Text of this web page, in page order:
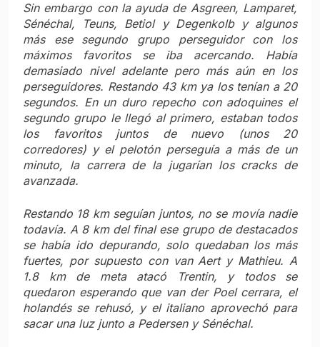
Sin embargo con la ayuda de Asgreen, Lamparet,
Sénéchal, Teuns, Betiol y Degenkolb y algunos
más ese segundo grupo perseguidor con los
máximos favoritos se iba acercando. Había
demasiado nivel adelante pero más aún en los
perseguidores. Restando 43 km ya los tenían a 20
segundos. En un duro repecho con adoquines el
segundo grupo le llegó al primero, estaban todos
los favoritos juntos de nuevo (unos 20
corredores) y el pelotón perseguía a más de un
minuto, la carrera de la jugarían los cracks de
avanzada.
Restando 18 km seguían juntos, no se movía nadie
todavía. A 8 km del final ese grupo de destacados
se había ido depurando, solo quedaban los más
fuertes, por supuesto con van Aert y Mathieu. A
1.8 km de meta atacó Trentin, y todos se
quedaron esperando que van der Poel cerrara, el
holandés se rehusó, y el italiano aprovechó para
sacar una luz junto a Pedersen y Sénéchal.